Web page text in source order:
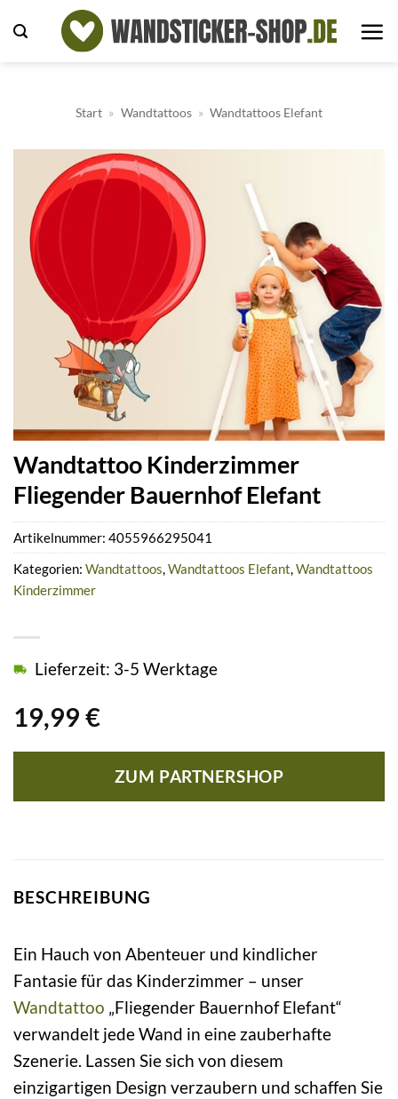
Inhalt
Start » Wandtattoos » Wandtattoos Elefant
Wandtattoo Kinderzimmer
Fliegender Bauernhof Elefant
19,99 €
Lieferzeit: 3-5 Werktage
ZUM PARTNERSHOP
Artikelnummer: 4055966295041
Kategorien: Wandtattoos,Wandtattoos Elefant,Wandtattoos
Kinderzimmer
BESCHREIBUNG
Ein Hauch von Abenteuer und kindlicher
Fantasie für das Kinderzimmer – unser
Wandtattoo „Fliegender Bauernhof Elefant“
verwandelt jede Wand in eine zauberhafte
Szenerie. Lassen Sie sich von diesem
einzigartigen Design verzaubern und schaffen Sie